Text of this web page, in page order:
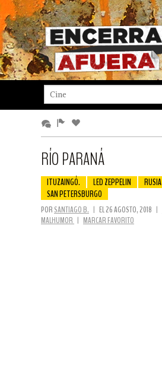
RÍO PARANÁ
ITUZAINGÓ. LED ZEPPELIN
RUSIA
SAN PETERSBURGO
PORSANTIAGO B. | EL 26 AGOSTO, 2018 |
MALHUMOR | MARCAR FAVORITO